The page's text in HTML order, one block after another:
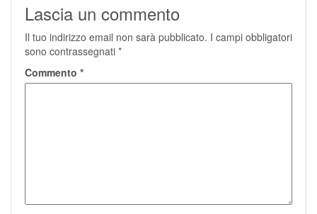
Lascia un commento
Il tuo indirizzo email non sarà pubblicato. I campi obbligatori
sono contrassegnati *
Commento *